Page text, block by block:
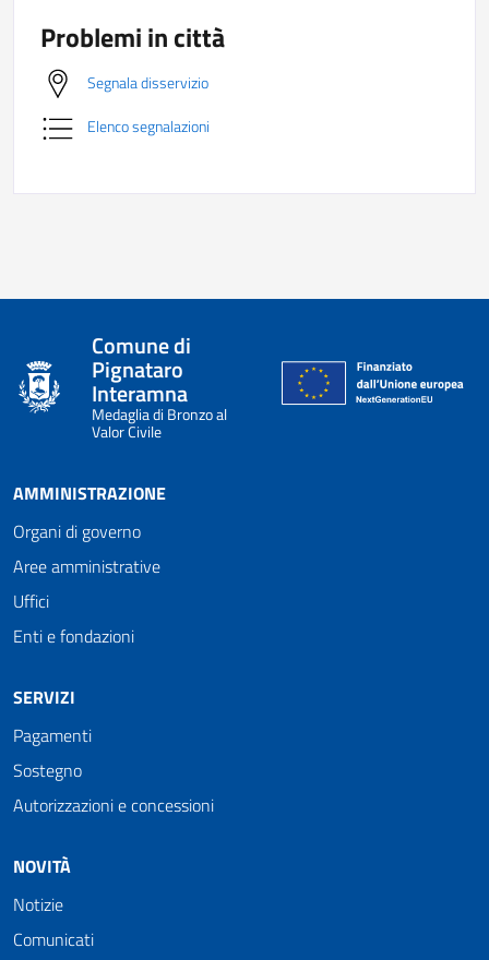
Problemi in città
Segnala disservizio
Elenco segnalazioni
Comune di
Pignataro
Interamna
Medaglia di Bronzo al
Valor Civile
AMMINISTRAZIONE
Organi di governo
Aree amministrative
Uffici
Enti e fondazioni
SERVIZI
Pagamenti
Sostegno
Autorizzazioni e concessioni
NOVITÀ
Notizie
Comunicati